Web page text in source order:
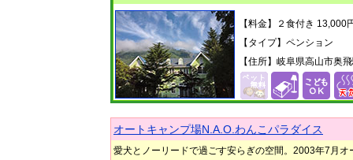
【料金】２食付き 13,000
【タイプ】ペンション
【住所】岐阜県高山市奥
オートキャンプ場N.A.O.わんこパラダイス
愛犬とノーリードで過ごす安らぎの空間。2003年7月